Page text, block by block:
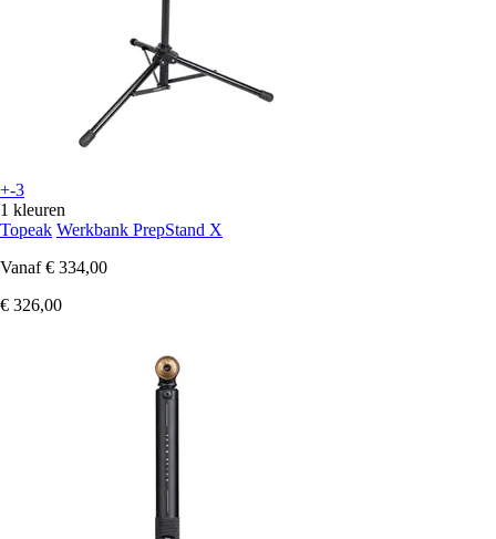
+-3
1 kleuren
Topeak Werkbank PrepStand X
Vanaf € 334,00
€ 326,00